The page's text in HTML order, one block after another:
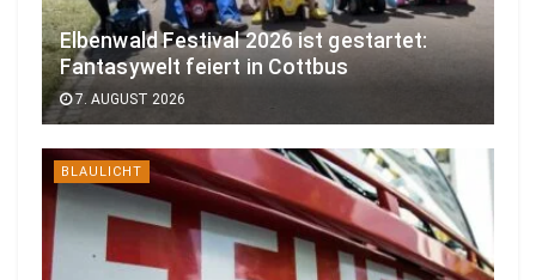
Elbenwald Festival 2026 ist gestartet:
Fantasywelt feiert in Cottbus
7. AUGUST 2026
BLAULICHT